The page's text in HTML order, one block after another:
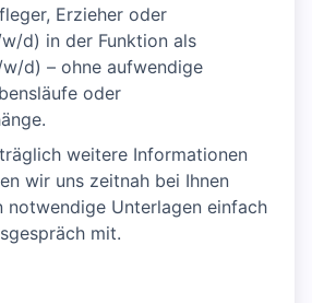
Erzieher oder
d) in der Funktion als
d) – ohne aufwendige
oder
weitere Informationen
wir uns zeitnah bei Ihnen
notwendige Unterlagen einfach
mit.